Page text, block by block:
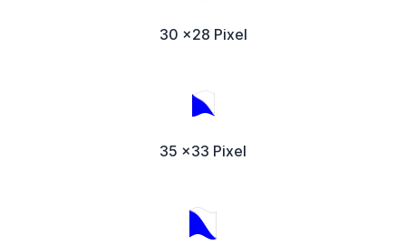
30 x28 Pixel
35 x33 Pixel